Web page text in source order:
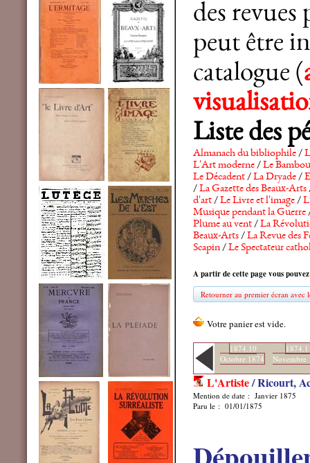
des revues
peut être
catalogue (
Liste des
Almanach du bibliophile/
L'Art moderne/Le Bambou
Le Décadent/La Dryade/
/La Gazette des Beaux-Arts
d'art/Le Livre et l'image/
Musique pendant la Guerre
Plume au vent/La
Beaux-Arts/La Revue des
Scapin/Le Spectateur
A partir de cette page vous
Retourner au premier écran avec
1874.10
Octobre 1874
Novembre
L'Artiste/ Ricourt,
Mention de date : Janvier 1875
Paru le : 01/01/1875